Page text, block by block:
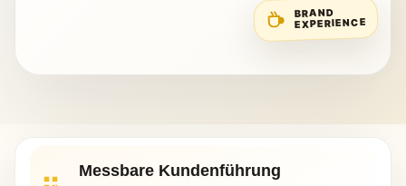
BRAND
EXPERIENCE
Messbare Kundenführung